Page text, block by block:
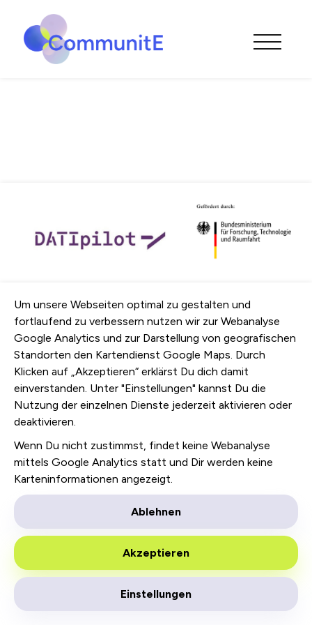
Datenschutzeinstellungen
Datenschutz
Impressum
Um unsere Webseiten optimal zu gestalten und
fortlaufend zu verbessern nutzen wir zur Webanalyse
Google Analytics und zur Darstellung von geografischen
Standorten den Kartendienst Google Maps. Durch
Klicken auf „Akzeptieren“ erklärst Du dich damit
einverstanden. Unter "Einstellungen" kannst Du die
Nutzung der einzelnen Dienste jederzeit aktivieren oder
deaktivieren.
Wenn Du nicht zustimmst, findet keine Webanalyse
mittels Google Analytics statt und Dir werden keine
Karteninformationen angezeigt.
Ablehnen
Akzeptieren
Einstellungen